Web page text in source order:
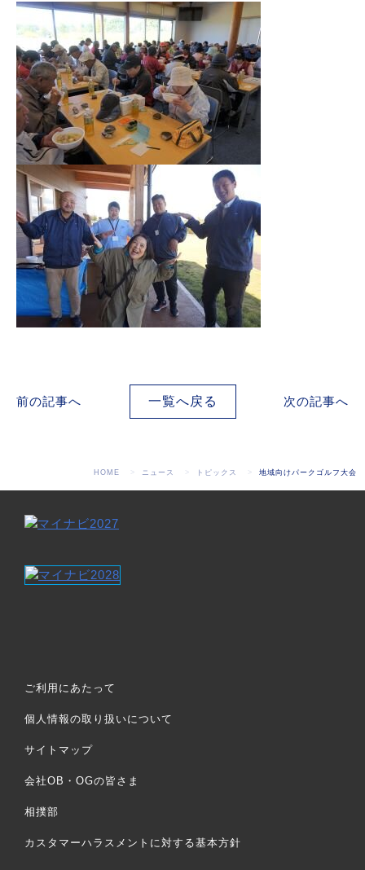
前の記事へ 一覧へ戻る 次の記事へ
HOME ニュース トピックス 地域向けパークゴルフ大会
ご利用にあたって
個人情報の取り扱いについて
サイトマップ
会社OB・OGの皆さま
相撲部
カスタマーハラスメントに対する基本方針